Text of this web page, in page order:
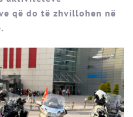
që do të zhvillohen në